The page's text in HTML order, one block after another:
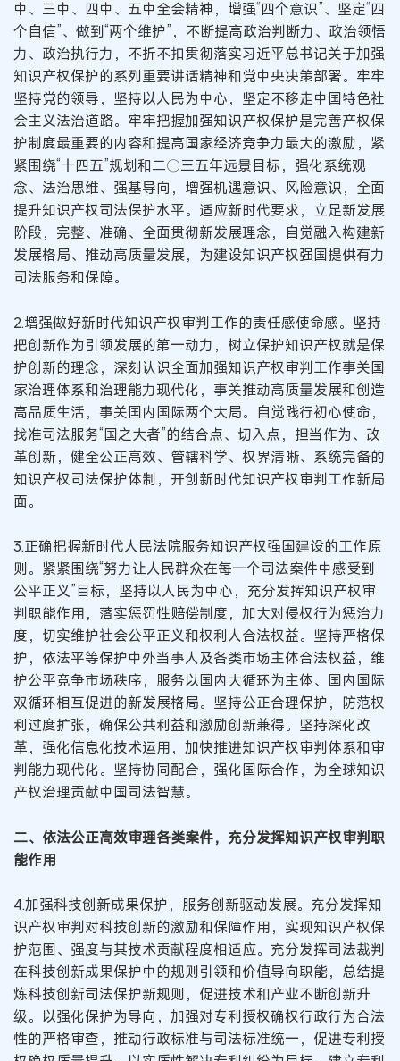
中、三中、四中、五中全会精神，增强“四个意识”、坚定“四
个自信”、做到“两个维护”，不断提高政治判断力、政治领悟
力、政治执行力，不折不扣贯彻落实习近平总书记关于加强
知识产权保护的系列重要讲话精神和党中央决策部署。牢牢
坚持党的领导，坚持以人民为中心，坚定不移走中国特色社
会主义法治道路。牢牢把握加强知识产权保护是完善产权保
护制度最重要的内容和提高国家经济竞争力最大的激励，紧
紧围绕“十四五”规划和二〇三五年远景目标，强化系统观
念、法治思维、强基导向，增强机遇意识、风险意识，全面
提升知识产权司法保护水平。适应新时代要求，立足新发展
阶段，完整、准确、全面贯彻新发展理念，自觉融入构建新
发展格局、推动高质量发展，为建设知识产权强国提供有力
司法服务和保障。
2.增强做好新时代知识产权审判工作的责任感使命感。坚持
把创新作为引领发展的第一动力，树立保护知识产权就是保
护创新的理念，深刻认识全面加强知识产权审判工作事关国
家治理体系和治理能力现代化，事关推动高质量发展和创造
高品质生活，事关国内国际两个大局。自觉践行初心使命，
找准司法服务“国之大者”的结合点、切入点，担当作为、改
革创新，健全公正高效、管辖科学、权界清晰、系统完备的
知识产权司法保护体制，开创新时代知识产权审判工作新局
面。
3.正确把握新时代人民法院服务知识产权强国建设的工作原
则。紧紧围绕“努力让人民群众在每一个司法案件中感受到
公平正义”目标，坚持以人民为中心，充分发挥知识产权审
判职能作用，落实惩罚性赔偿制度，加大对侵权行为惩治力
度，切实维护社会公平正义和权利人合法权益。坚持严格保
护，依法平等保护中外当事人及各类市场主体合法权益，维
护公平竞争市场秩序，服务以国内大循环为主体、国内国际
双循环相互促进的新发展格局。坚持公正合理保护，防范权
利过度扩张，确保公共利益和激励创新兼得。坚持深化改
革，强化信息化技术运用，加快推进知识产权审判体系和审
判能力现代化。坚持协同配合，强化国际合作，为全球知识
产权治理贡献中国司法智慧。
二、依法公正高效审理各类案件，充分发挥知识产权审判职
能作用
4.加强科技创新成果保护，服务创新驱动发展。充分发挥知
识产权审判对科技创新的激励和保障作用，实现知识产权保
护范围、强度与其技术贡献程度相适应。充分发挥司法裁判
在科技创新成果保护中的规则引领和价值导向职能，总结提
炼科技创新司法保护新规则，促进技术和产业不断创新升
级。以强化保护为导向，加强对专利授权确权行政行为合法
性的严格审查，推动行政标准与司法标准统一，促进专利授